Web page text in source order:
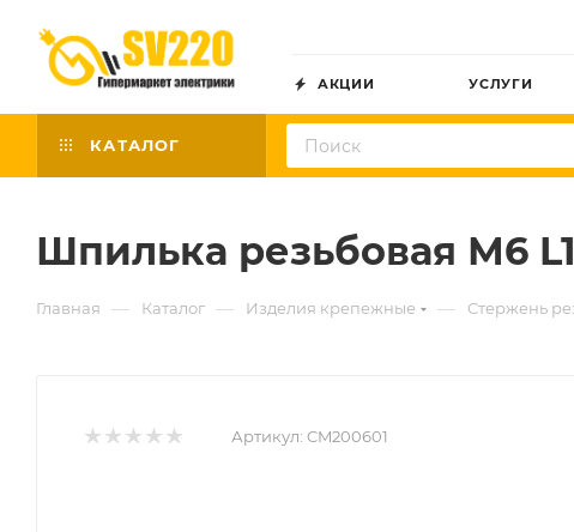
АКЦИИ УСЛУГИ
КАТАЛОГ
Шпилька резьбовая М6
Главная — Каталог — Изделия крепежные — Стержень
Артикул: CM200601